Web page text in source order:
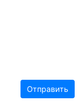
Отправить